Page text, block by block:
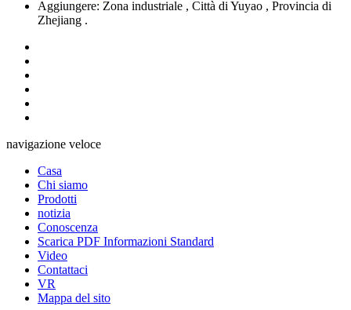
Aggiungere: Zona industriale , Città di Yuyao , Provincia di
Zhejiang .
navigazione veloce
Casa
Chi siamo
Prodotti
notizia
Conoscenza
Scarica PDF Informazioni Standard
Video
Contattaci
VR
Mappa del sito